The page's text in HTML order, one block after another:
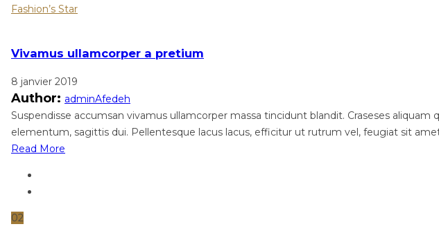
Fashion’s Star
Vivamus ullamcorper a pretium
8 janvier 2019
Author: adminAfedeh
Suspendisse accumsan vivamus ullamcorper massa tincidunt blandit. Craseses
elementum, sagittis dui. Pellentesque lacus lacus, efficitur ut rutrum vel, feugiat sit
Read More
02